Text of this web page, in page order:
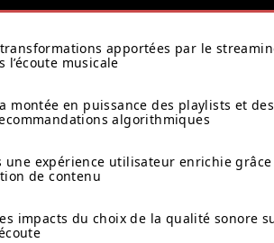
transformations apportées par le
l’écoute musicale
montée en puissance des playlists et des
algorithmiques
une expérience utilisateur enrichie grâce
de contenu
impacts du choix de la qualité sonore